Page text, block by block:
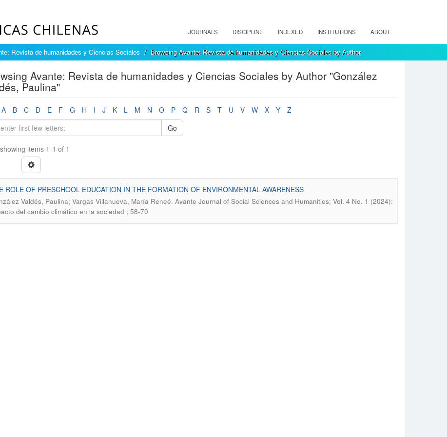
JOURNALS DISCIPLINE INDEXED INSTITUTIONS ABOUT
Revista de humanidades y Ciencias Sociales Browsing Avante: Revista de humanidades y Ciencias Sociales by Author
Avante: Revista de humanidades y Ciencias Sociales by Author "González
Paulina"
A B C D E F G H I J K L M N O P Q R S T U V W X Y
Z
Go
items 1-1 of 1
ROLE OF PRESCHOOL EDUCATION IN THE FORMATION OF ENVIRONMENTAL AWARENESS
Valdés, Paulina; Vargas Villanueva, María Reneé. Avante Journal of Social Sciences and Humanities; Vol. 4 No. 1 (2024):
del cambio climático en la sociedad ; 58-70